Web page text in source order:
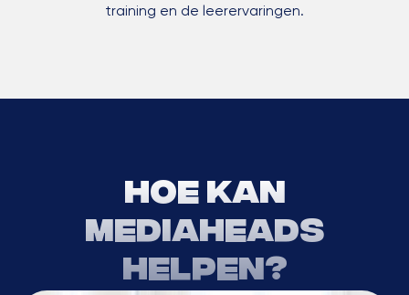
training en de leerervaringen.
Hoe kan
mediaheads
helpen?